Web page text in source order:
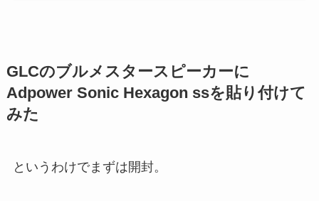
GLCのブルメスタースピーカーに
Adpower Sonic Hexagon ssを貼り付けて
みた
というわけでまずは開封。